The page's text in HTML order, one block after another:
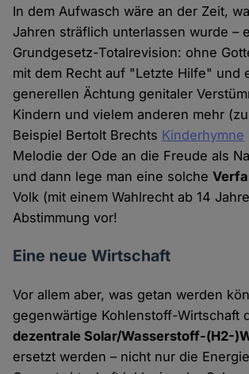
In dem Aufwasch wäre an der Zeit,
Jahren sträflich unterlassen wurde –
Grundgesetz-Totalrevision: ohne
mit dem Recht auf "Letzte Hilfe" und
generellen Ächtung genitaler
Kindern und vielem anderen mehr
Beispiel Bertolt Brechts Kinderhymne
Melodie der Ode an die Freude als
und dann lege man eine solche
Volk (mit einem Wahlrecht ab 14
Abstimmung vor!
Eine neue Wirtschaft
Vor allem aber, was getan werden
gegenwärtige Kohlenstoff-Wirtschaft
dezentrale Solar/Wasserstoff-(H2-
ersetzt werden – nicht nur die